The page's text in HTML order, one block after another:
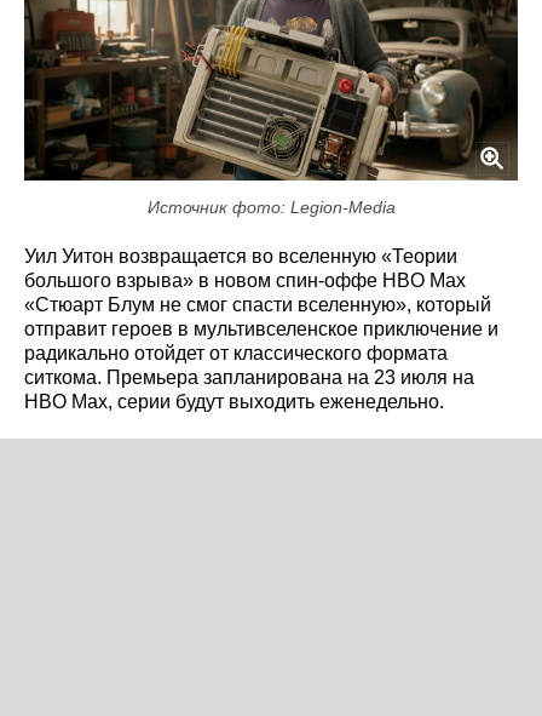
Источник фото: Legion-Media
Уил Уитон возвращается во вселенную «Теории
большого взрыва» в новом спин-оффе HBO Max
«Стюарт Блум не смог спасти вселенную», который
отправит героев в мультивселенское приключение и
радикально отойдет от классического формата
ситкома. Премьера запланирована на 23 июля на
HBO Max, серии будут выходить еженедельно.